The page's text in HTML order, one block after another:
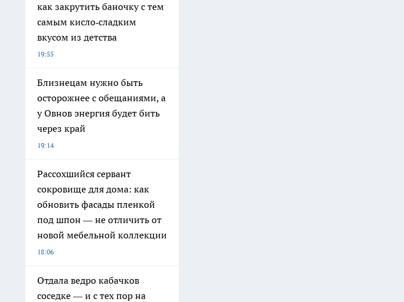
как закрутить баночку с тем
самым кисло‑сладким
вкусом из детства
19:55
Близнецам нужно быть
осторожнее с обещаниями, а
у Овнов энергия будет бить
через край
19:14
Рассохшийся сервант
сокровище для дома: как
обновить фасады пленкой
под шпон — не отличить от
новой мебельной коллекции
18:06
Отдала ведро кабачков
соседке — и с тех пор на